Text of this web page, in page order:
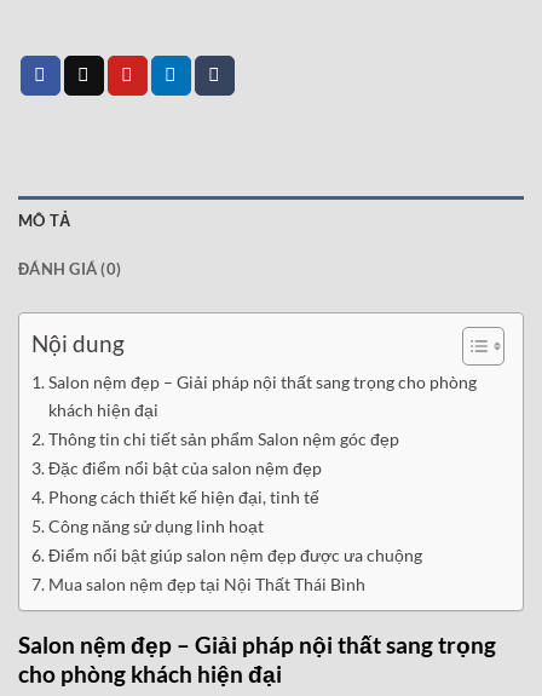
MÔ TẢ
ĐÁNH GIÁ (0)
Nội dung
Salon nệm đẹp – Giải pháp nội thất sang trọng cho phòng
khách hiện đại
Thông tin chi tiết sản phẩm Salon nệm góc đẹp
Đặc điểm nổi bật của salon nệm đẹp
Phong cách thiết kế hiện đại, tinh tế
Công năng sử dụng linh hoạt
Điểm nổi bật giúp salon nệm đẹp được ưa chuộng
Mua salon nệm đẹp tại Nội Thất Thái Bình
Salon nệm đẹp – Giải pháp nội thất sang trọng
cho phòng khách hiện đại